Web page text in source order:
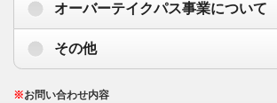
オーバーテイクパス事業について
その他
※お問い合わせ内容